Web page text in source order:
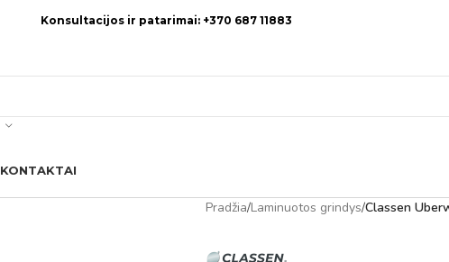
Konsultacijos ir patarimai: +370 687 11883
KONTAKTAI
Pradžia/Laminuotos grindys/Classen